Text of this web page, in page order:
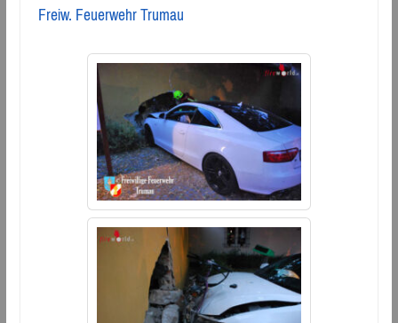
Freiw. Feuerwehr Trumau